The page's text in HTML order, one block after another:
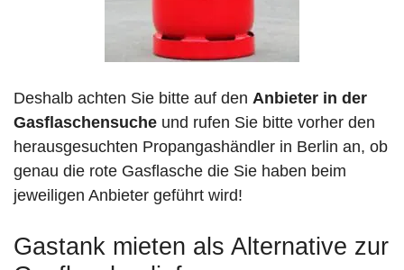
Deshalb achten Sie bitte auf den Anbieter in der
Gasflaschensuche und rufen Sie bitte vorher den
herausgesuchten Propangashändler in Berlin an, ob
genau die rote Gasflasche die Sie haben beim
jeweiligen Anbieter geführt wird!
Gastank mieten als Alternative zur